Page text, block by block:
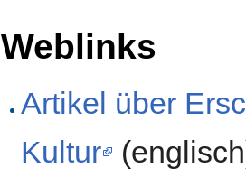
Weblinks
Artikel über
Kultur